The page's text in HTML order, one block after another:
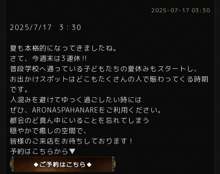
2025-07-17 03:30
2025/7/17 3：30
夏も本格的になってきましたね。
さて、今週末は3連休‼
普段学校へ通っている子どもたちの夏休みもスタートし、
お出かけスポットはどこもたくさんの人で賑わってくる時期
です。
人混みを避けてゆっく過ごしたい時には
ぜひ、ARONASPAHANAREをご利用ください。
都会のど真ん中にいることを忘れてしまう
穏やかで癒しの空間で、
皆様のご来店をお待ちしております！
予約はこちらから▼